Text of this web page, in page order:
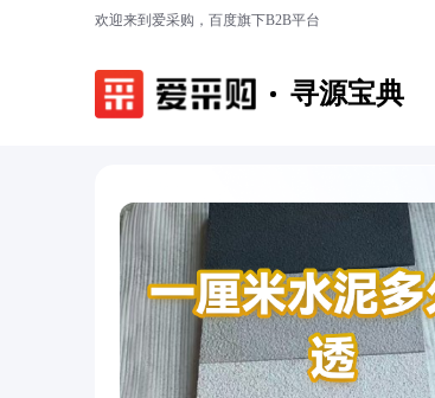
欢迎来到爱采购，百度旗下B2B平台
寻源宝典